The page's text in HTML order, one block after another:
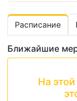
Расписание
Ближайшие
На